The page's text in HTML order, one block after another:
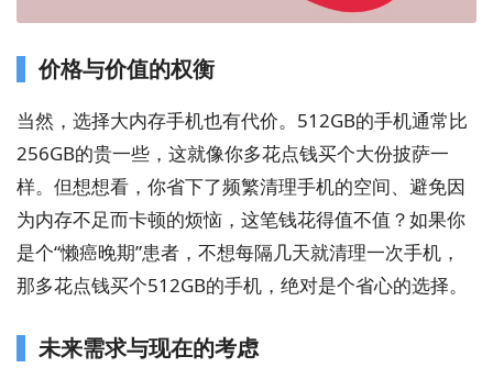
价格与价值的权衡
当然，选择大内存手机也有代价。512GB的手机通常比
256GB的贵一些，这就像你多花点钱买个大份披萨一
样。但想想看，你省下了频繁清理手机的空间、避免因
为内存不足而卡顿的烦恼，这笔钱花得值不值？如果你
是个“懒癌晚期”患者，不想每隔几天就清理一次手机，
那多花点钱买个512GB的手机，绝对是个省心的选择。
未来需求与现在的考虑